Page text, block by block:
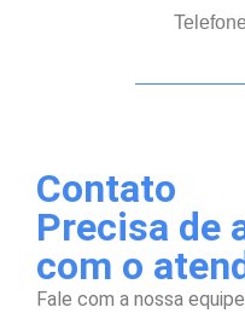
Contato
Precisa de
com o
Fale com a nossa